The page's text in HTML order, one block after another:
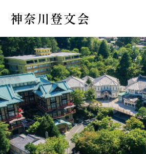
神奈川登文会